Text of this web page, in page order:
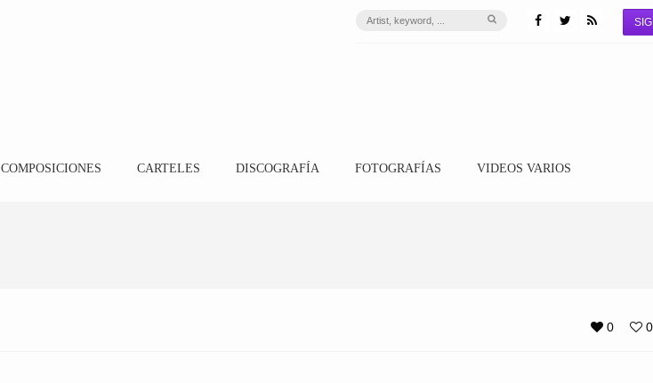
COMPOSICIONES CARTELES DISCOGRAFÍA FOTOGRAFÍAS VIDEOS VARIOS
0 0